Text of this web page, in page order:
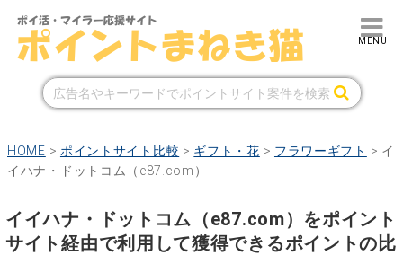
HOME > ポイントサイト比較 > ギフト・花 > フラワーギフト > イ
イハナ・ドットコム（e87.com）
イイハナ・ドットコム（e87.com）をポイント
サイト経由で利用して獲得できるポイントの比